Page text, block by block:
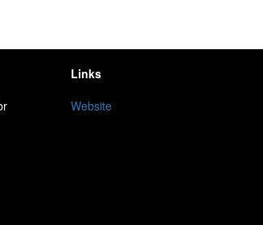
Links
Website